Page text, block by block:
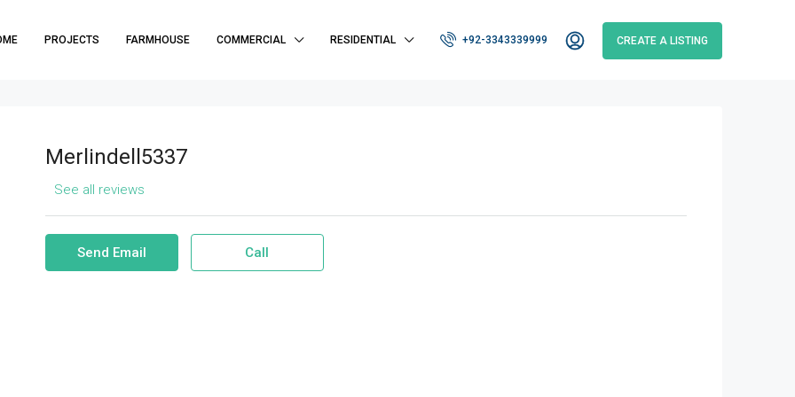
PROJECTS FARMHOUSE COMMERCIAL RESIDENTIAL +92-3343339999 CREATE A LISTING
Merlindell5337
See all reviews
Send Email Call